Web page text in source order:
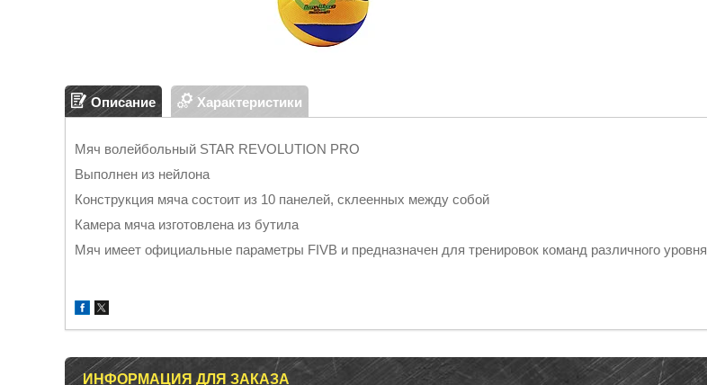
Описание Характеристики
Мяч волейбольный STAR REVOLUTION PRO
Выполнен из нейлона
Конструкция мяча состоит из 10 панелей, склеенных между собой
Камера мяча изготовлена из бутила
Мяч имеет официальные параметры FIVB и предназначен для тренировок команд различного уровня
ИНФОРМАЦИЯ ДЛЯ ЗАКАЗА